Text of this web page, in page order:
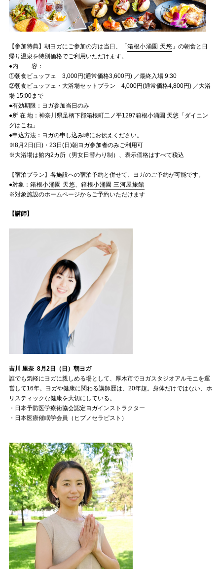
【参加特典】朝ヨガにご参加の方は当日、「 箱根小涌園 天悠 」の朝食と日
帰り温泉を特別価格でご利用いただけます。
●内 容：
①朝食ビュッフェ 3,000円(通常価格3,600円) ／最終入場 9:30
②朝食ビュッフェ・大浴場セットプラン 4,000円(通常価格4,800円) ／大浴
場 15:00まで
●有効期限：ヨガ参加当日のみ
●所 在 地：神奈川県足柄下郡箱根町二ノ平1297箱根小涌園 天悠「ダイニン
グはこね」
●申込方法：ヨガの申し込み時にお伝えください。
※8月2日(日)・23日(日)朝ヨガ参加者のみご利用可
※大浴場は館内2カ所（男女日替わり制）、表示価格はすべて税込
【宿泊プラン】各施設への宿泊予約と併せて、ヨガのご予約が可能です。
●対象： 箱根小涌園 天悠、 箱根小涌園 三河屋旅館
※対象施設のホームページからご予約いただけます
【講師】
吉川 里奈 8月2日（日）朝ヨガ
誰でも気軽にヨガに親しめる場として、厚木市でヨガスタジオアルモニを運
営して16年。ヨガや健康に関わる講師歴は、20年超。身体だけではない、ホ
リスティックな健康を大切にしている。
・日本予防医学療術協会認定ヨガインストラクター
・日本医療催眠学会員（ヒプノセラピスト）